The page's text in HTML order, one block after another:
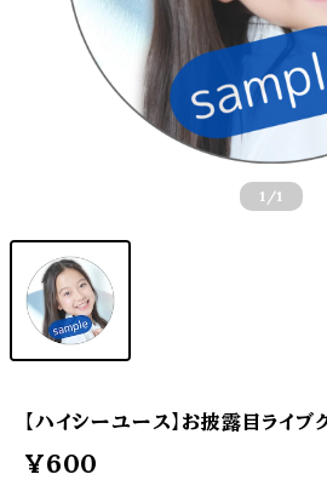
1 /1
【ハイシーユース】お披露目ライ
¥600